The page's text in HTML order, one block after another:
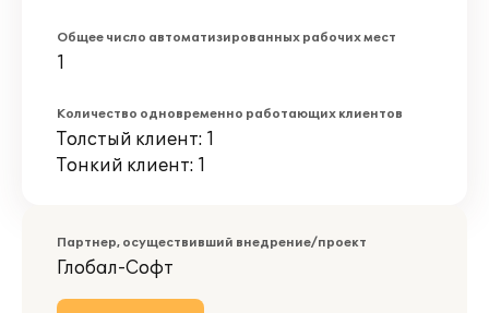
Общее число автоматизированных рабочих мест
1
Количество одновременно работающих клиентов
Толстый клиент: 1
Тонкий клиент: 1
Партнер, осуществивший внедрение/проект
Глобал-Софт